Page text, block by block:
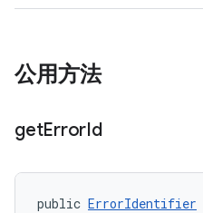
公用方法
getErrorId
public ErrorIdentifier